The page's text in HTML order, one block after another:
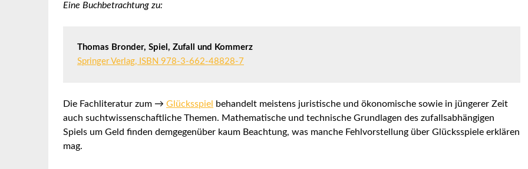
Eine Buchbetrachtung zu:
Thomas Bronder, Spiel, Zufall und Kommerz
Springer Verlag, ISBN 978-3-662-48828-7
Die Fachliteratur zum → Glücksspiel
behandelt meistens juristische und ökonomische sowie in jüngerer Zeit
auch suchtwissenschaftliche Themen. Mathematische und technische Grundlagen des zufallsabhängigen
Spiels um Geld finden demgegenüber kaum Beachtung, was manche Fehlvorstellung über Glücksspiele erklären
mag.